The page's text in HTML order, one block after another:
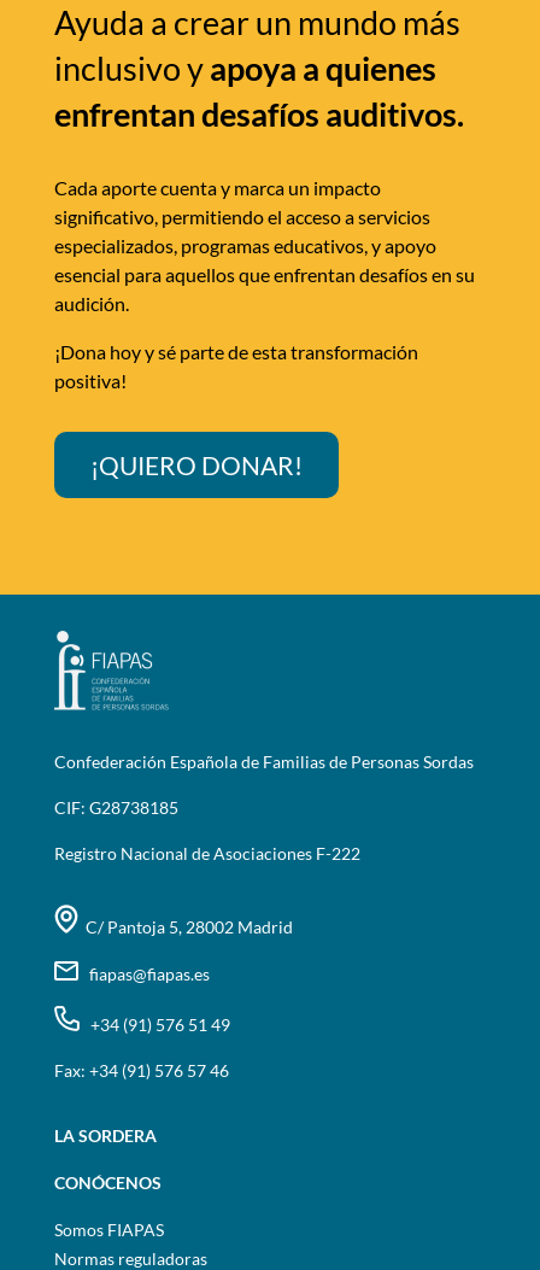
Ayuda a crear un mundo más
inclusivo yapoya a quienes
enfrentan desafíos auditivos.
Cada aporte cuenta y marca un impacto
significativo, permitiendo el acceso a servicios
especializados, programas educativos, y apoyo
esencial para aquellos que enfrentan desafíos en su
audición.
¡Dona hoy y sé parte de esta transformación
positiva!
¡QUIERO DONAR!
Confederación Española de Familias de Personas Sordas
CIF: G28738185
Registro Nacional de Asociaciones F-222
C/ Pantoja 5, 28002 Madrid
fiapas@fiapas.es
+34 (91) 576 51 49
Fax: +34 (91) 576 57 46
LA SORDERA
CONÓCENOS
Somos FIAPAS
Normas reguladoras